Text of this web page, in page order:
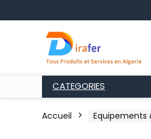
CATEGORIES
Accueil Equipements